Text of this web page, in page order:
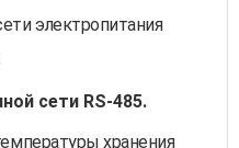
электропитания
сети RS-485.
хранения